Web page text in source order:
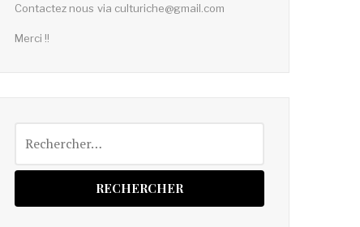
Contactez nous via culturiche@gmail.com
Merci !!